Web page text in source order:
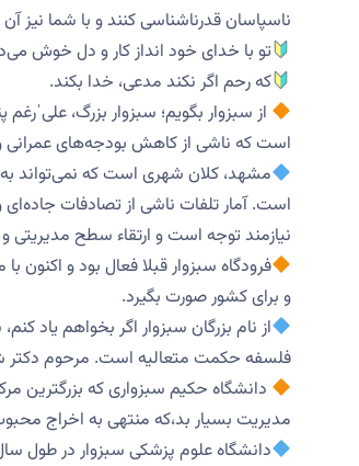
ناسپاسان قدرناشناسی کنند و با شما نیز
تو با خدای خود انداز کار و دل خوش
که رحم اگر نکند مدعی، خدا بکند.
از سبزوار بگویم؛ سبزوار بزرگ،
است که ناشی از کاهش بودجه‌های
مشهد، کلان شهری است که نمی‌تواند به
است. آمار تلفات ناشی از تصادفات
نیازمند توجه است و ارتقاء سطح
فرودگاه سبزوار قبلا فعال بود و
و برای کشور صورت بگیرد.
از نام بزرگان سبزوار اگر بخواهم یاد
فلسفه حکمت متعالیه است. مرحوم دکتر
دانشگاه حکیم سبزواری که بزرگترین
مدیریت بسیار بد،که منتهی به اخراج
دانشگاه علوم پزشکی سبزوار در طول